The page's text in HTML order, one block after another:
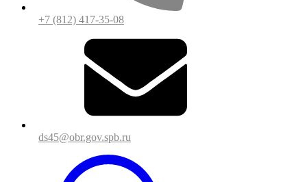
+7 (812) 417-35-08
ds45@obr.gov.spb.ru